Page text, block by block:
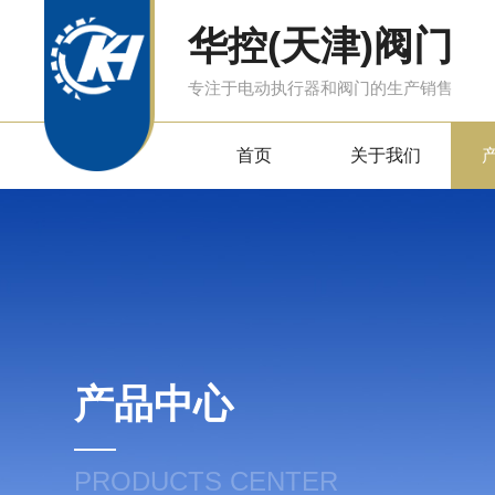
华控(天津)阀门
专注于电动执行器和阀门的生产销售
首页 关于我们
产品中心
PRODUCTS CENTER